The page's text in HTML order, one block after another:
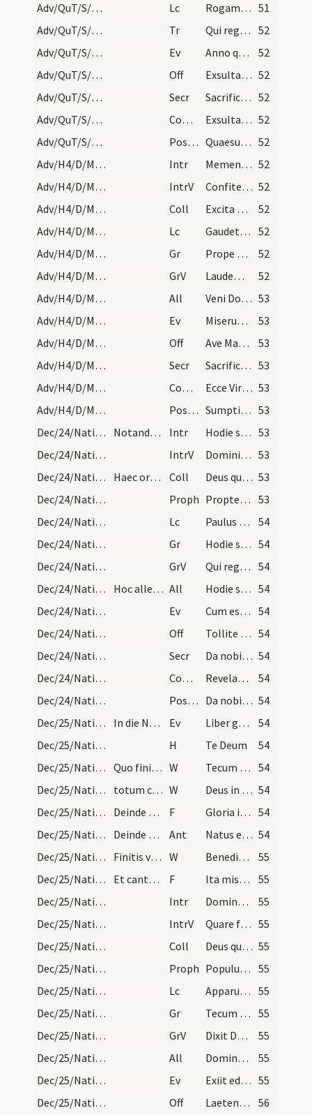
Adv/QuT/S/M2/Mass Propers
Lc Rogamus vos per adventum Domini nostri 51
Adv/QuT/S/M2/Mass Propers
Tr Qui regis Israel intende
52
Adv/QuT/S/M2/Mass Propers
Ev Anno quintodecimo imperii Tiberii Caesaris
52
Adv/QuT/S/M2/Mass Propers
Off Exsulta satis filia Sion 52
Adv/QuT/S/M2/Mass Propers
Secr Sacrificiis praesentibus Domine quaesumus placatus intende 52
Adv/QuT/S/M2/Mass Propers
Comm Exsultavit ut gigas ad currendam viam 52
Adv/QuT/S/M2/Mass Propers
Postcomm Quaesumus Domine Deus noster ut sacrosancta mysteria 52
Adv/H4/D/M2/Mass Propers
Intr Memento nostri Domine 52
Adv/H4/D/M2/Mass Propers
IntrV Confitemini Domino quoniam bonus 52
Adv/H4/D/M2/Mass Propers
Coll Excita Domine potentiam tuam et veni et magna nobis virtute succurre
52
Adv/H4/D/M2/Mass Propers
Lc Gaudete in Domino semper
52
Adv/H4/D/M2/Mass Propers
Gr Prope est Dominus omnibus invocantibus eum
52
Adv/H4/D/M2/Mass Propers
GrV Laudem Domini loquetur os meum
52
Adv/H4/D/M2/Mass Propers
All Veni Domine et noli tardare 53
Adv/H4/D/M2/Mass Propers
Ev Miserunt Iudaei ab Hierosolymis sacerdotes et levitas
53
Adv/H4/D/M2/Mass Propers
Off Ave Maria gratia plena
53
Adv/H4/D/M2/Mass Propers
Secr Sacrificiis praesentibus Domine quaesumus placatus intende 53
Adv/H4/D/M2/Mass Propers
Comm Ecce Virgo concipiet 53
Adv/H4/D/M2/Mass Propers
Postcomm Sumptis Domine muneribus quaesumus ut cum frequentatione 53
Dec/24/Nativitas (Vigilia)/M2/Mass Propers
Notandum quod si vigilia Nativitatis Domini in do… Intr Hodie scietis quia veniet Dominus 53
Dec/24/Nativitas (Vigilia)/M2/Mass Propers
IntrV Domini est terra et plenitudo eius 53
Dec/24/Nativitas (Vigilia)/M2/Mass Propers
Haec oratio tantum dicitur nisi vigilia evenerit… Coll Deus qui nos redemptionis nostrae ... securi videamus. 53
Dec/24/Nativitas (Vigilia)/M2/Mass Propers
Proph Propter Sion non tacebo
53
Dec/24/Nativitas (Vigilia)/M2/Mass Propers
Lc Paulus servus Christi Iesu vocatus apostolus
54
Dec/24/Nativitas (Vigilia)/M2/Mass Propers
Gr Hodie scietis quia veniet Dominus 54
Dec/24/Nativitas (Vigilia)/M2/Mass Propers
GrV Qui regis Israel intende
54
Dec/24/Nativitas (Vigilia)/M2/Mass Propers
Hoc alleluia non dicitur nisi vigilia venerit in… All Hodie scietis quia veniet Dominus 54
Dec/24/Nativitas (Vigilia)/M2/Mass Propers
Ev Cum esset desponsata mater Iesu Maria Ioseph
54
Dec/24/Nativitas (Vigilia)/M2/Mass Propers
Off Tollite portas principes 54
Dec/24/Nativitas (Vigilia)/M2/Mass Propers
Secr Da nobis quaesumus omnipotens Deus ut sicut ad adoranda Filii tui natalicia praevenimus ... capiamus gaudentes. 54
Dec/24/Nativitas (Vigilia)/M2/Mass Propers
Comm Revelabitur gloria Domini
54
Dec/24/Nativitas (Vigilia)/M2/Mass Propers
Postcomm Da nobis quaesumus Domine unigeniti Filii tui recensita 54
Dec/25/Nativitas/Christmas Eve
In die Nativitatis Domini ad matutinos. Finito ev… Ev Liber generationis Iesu Christi
54
Dec/25/Nativitas/Christmas Eve
H Te Deum
54
Dec/25/Nativitas/Christmas Eve/1
Quo finito episcopus vel sacerdos dicat W Tecum principium
54
Dec/25/Nativitas/Christmas Eve/2
totum cum Gloria Patri et Alleluia et immediate i… W Deus in adiutorium 54
Dec/25/Nativitas/Christmas Eve/1
Deinde celebans vertit se ad altare et dicit cant… F Gloria in excelsis
54
Dec/25/Nativitas/Christmas Eve
Deinde procedat in missa usque ad communionem dic… Ant Natus est nobis 54
Dec/25/Nativitas/Christmas Eve/3
Finitis vero laudibus dicitur in choro capitulum… W Benedictus qui venit in nomine Domini
55
Dec/25/Nativitas/Christmas Eve/2
Et cantores prius commendant antiphonam de Benedi… F Ita missa est
55
Dec/25/Nativitas/M1/Mass Propers
Intr Dominus dixit ad me
55
Dec/25/Nativitas/M1/Mass Propers
IntrV Quare fremuerunt gentes 55
Dec/25/Nativitas/M1/Mass Propers
Coll Deus qui hanc sacratissimam noctem veri luminis 55
Dec/25/Nativitas/M1/Mass Propers
Proph Populus gentium qui ambulabat in tenebris
55
Dec/25/Nativitas/M1/Mass Propers
Lc Apparuit gratia Dei Salvatoris nostri
55
Dec/25/Nativitas/M1/Mass Propers
Gr Tecum principium
55
Dec/25/Nativitas/M1/Mass Propers
GrV Dixit Dominus Domino meo
55
Dec/25/Nativitas/M1/Mass Propers
All Dominus dixit ad me
55
Dec/25/Nativitas/M1/Mass Propers
Ev Exiit edictum a Caesare Augusto 55
Dec/25/Nativitas/M1/Mass Propers
Off Laetentur caeli et exsultet terra 56